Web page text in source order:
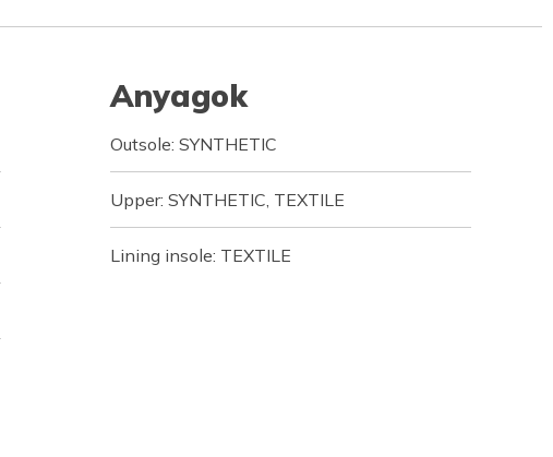
Anyagok
Outsole: SYNTHETIC
Upper: SYNTHETIC, TEXTILE
Lining insole: TEXTILE